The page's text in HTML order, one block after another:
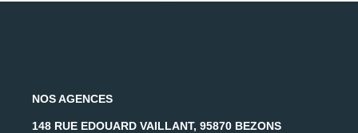
NOS AGENCES
148 RUE EDOUARD VAILLANT, 95870 BEZONS